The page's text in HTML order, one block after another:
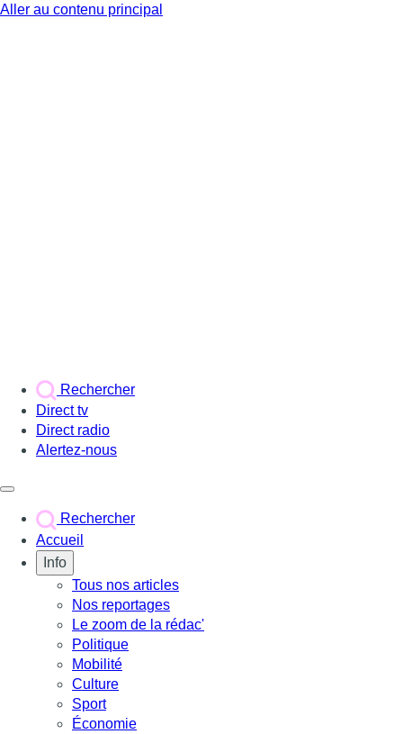
Aller au contenu principal
Rechercher
Direct tv
Direct radio
Alertez-nous
Rechercher
Accueil
Info
Tous nos articles
Nos reportages
Le zoom de la rédac'
Politique
Mobilité
Culture
Sport
Économie